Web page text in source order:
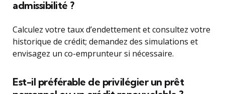
admissibilité ?
Calculez votre taux d’endettement et consultez votre
historique de crédit; demandez des simulations et
envisagez un co-emprunteur si nécessaire.
Est-il préférable de privilégier un prêt